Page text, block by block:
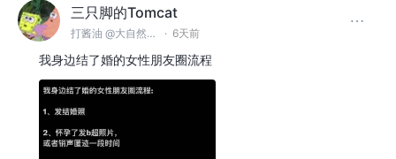
三只脚的Tomcat
打酱油 @大自然空气搬运股份有限公司 · 6天前
我身边结了婚的女性朋友圈流程